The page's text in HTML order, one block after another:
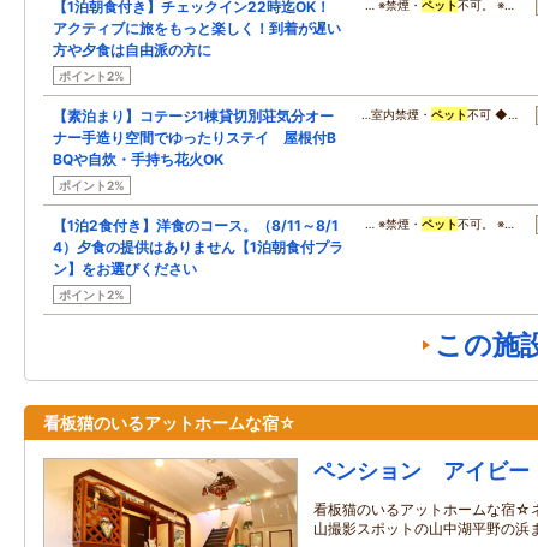
【1泊朝食付き】チェックイン22時迄OK！
アクティブに旅をもっと楽しく！到着が遅い
方や夕食は自由派の方に
ポイント2%
… ※禁煙・ ペット不可。 ※…
【素泊まり】コテージ1棟貸切別荘気分オー
ナー手造り空間でゆったりステイ 屋根付B
BQや自炊・手持ち花火OK
ポイント2%
…室内禁煙・ ペット不可 ◆…
【1泊2食付き】洋食のコース。（8/11～8/1
4）夕食の提供はありません【1泊朝食付プラ
ン】をお選びください
ポイント2%
… ※禁煙・ ペット不可。 ※…
この施
看板猫のいるアットホームな宿☆
ペンション アイビー
看板猫のいるアットホームな宿☆
山撮影スポットの山中湖平野の浜